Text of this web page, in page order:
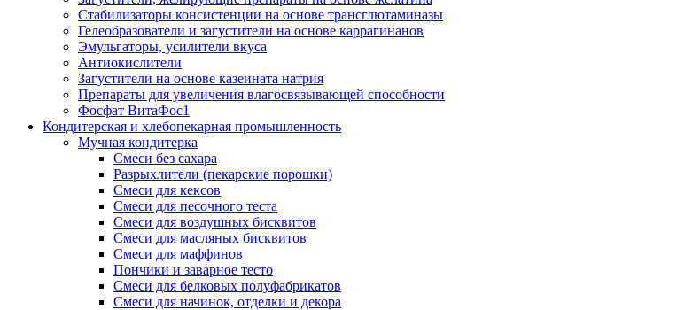
Стабилизаторы консистенции на основе трансглютаминазы
Гелеобразователи и загустители на основе каррагинанов
Эмульгаторы, усилители вкуса
Антиокислители
Загустители на основе казеината натрия
Препараты для увеличения влагосвязывающей способности
Фосфат ВитаФос1
Кондитерская и хлебопекарная промышленность
Мучная кондитерка
Смеси без сахара
Разрыхлители (пекарские порошки)
Смеси для кексов
Смеси для песочного теста
Смеси для воздушных бисквитов
Смеси для масляных бисквитов
Смеси для маффинов
Пончики и заварное тесто
Cмеси для белковых полуфабрикатов
Смеси для начинок, отделки и декора